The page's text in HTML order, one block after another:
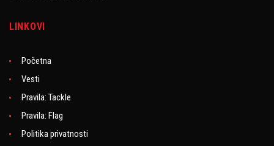
LINKOVI
Početna
Vesti
Pravila: Tackle
Pravila: Flag
Politika privatnosti